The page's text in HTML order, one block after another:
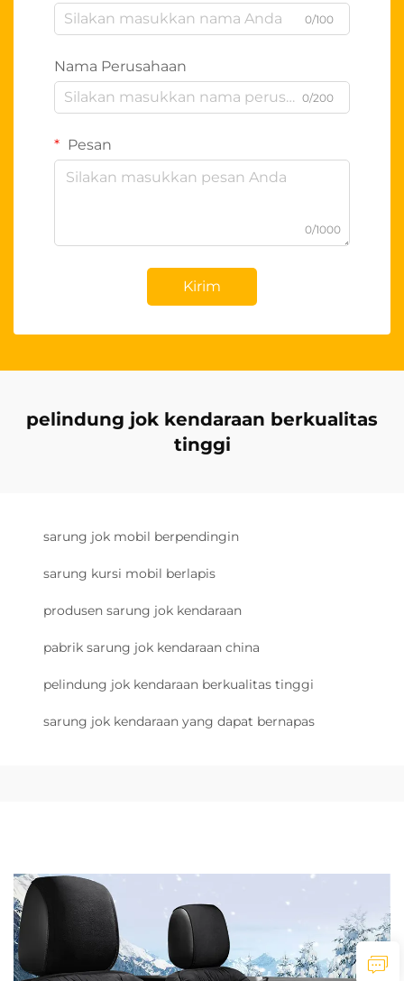
0/100
Nama Perusahaan
0/200
Pesan
0/1000
Kirim
pelindung jok kendaraan berkualitas
tinggi
sarung jok mobil berpendingin
sarung kursi mobil berlapis
produsen sarung jok kendaraan
pabrik sarung jok kendaraan china
pelindung jok kendaraan berkualitas tinggi
sarung jok kendaraan yang dapat bernapas